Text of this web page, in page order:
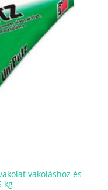
vakoláshoz és
kg